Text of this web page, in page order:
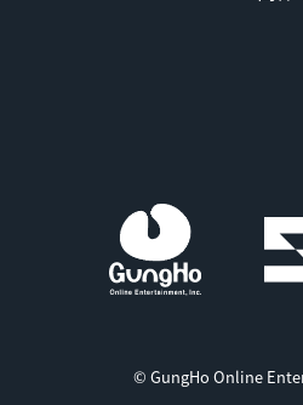
© GungHo Online